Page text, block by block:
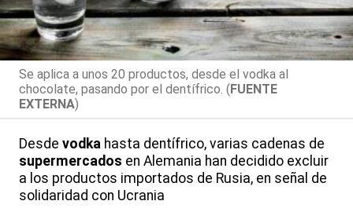
Se aplica a unos 20 productos, desde el vodka al
chocolate, pasando por el dentífrico. (FUENTE
EXTERNA)
Desde vodka hasta dentífrico, varias cadenas de
supermercados en Alemania han decidido excluir
a los productos importados de Rusia, en señal de
solidaridad con Ucrania